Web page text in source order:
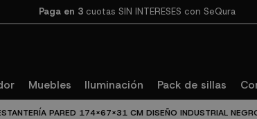
Paga en 3 cuotas SIN INTERESES con SeQura
Muebles Iluminación Pack de sillas
PARED 174X67X31 CM DISEÑO INDUSTRIAL